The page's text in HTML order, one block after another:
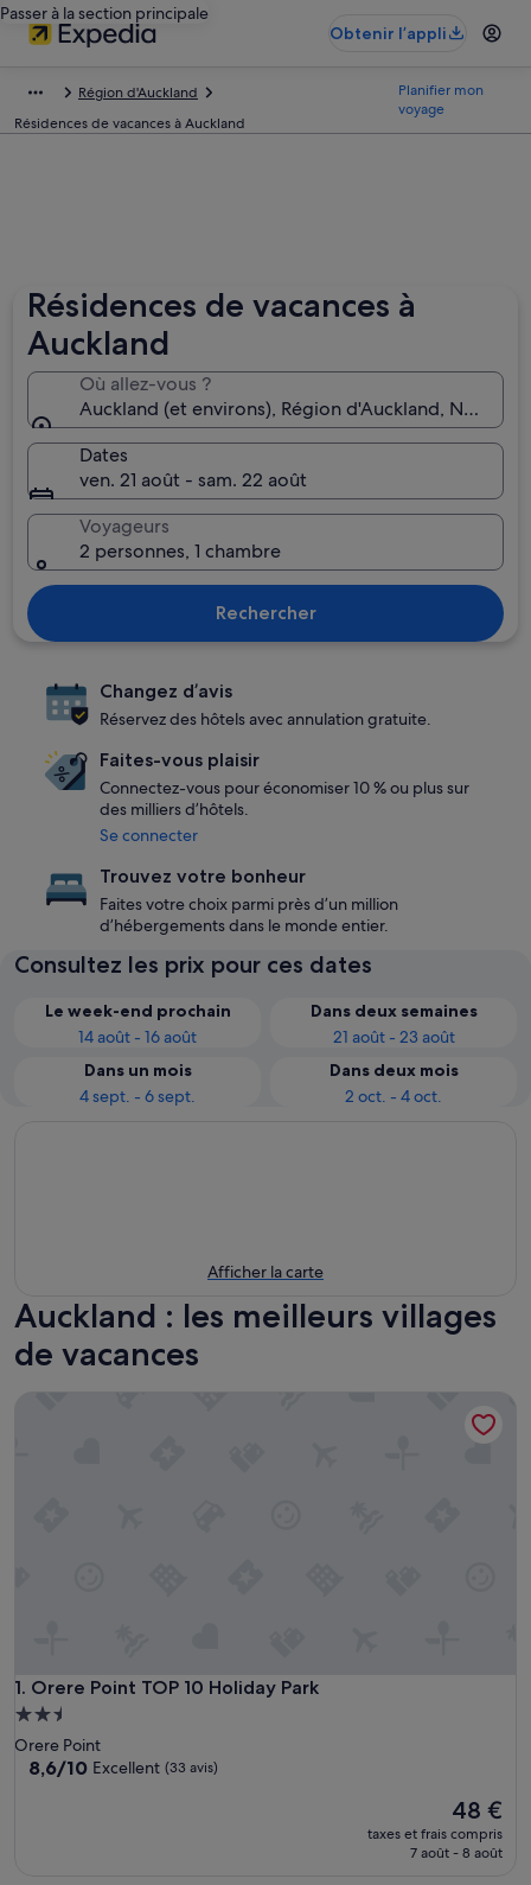
Passer à la section principale
Obtenir l’appli
Région d'Auckland
Résidences de vacances à Auckland
Planifier mon
voyage
Résidences de vacances à
Auckland
Où allez-vous ?
Auckland (et environs), Région d'Auckland,
Dates
ven. 21 août - sam. 22 août
Voyageurs
2 personnes, 1 chambre
Rechercher
Changez d’avis
Réservez des hôtels avec annulation gratuite.
Faites-vous plaisir
Connectez-vous pour économiser 10 % ou plus sur
des milliers d’hôtels.
Se connecter
Trouvez votre bonheur
Faites votre choix parmi près d’un million
d’hébergements dans le monde entier.
Consultez les prix pour ces dates
Le week-end prochain
14 août - 16 août
Dans deux semaines
21 août - 23 août
Dans un mois
4 sept. - 6 sept.
Dans deux mois
2 oct. - 4 oct.
Afficher la carte
Auckland : les meilleurs villages
de vacances
1. Orere Point TOP 10 Holiday Park
Orere Point TOP 10 Holiday Park
Hébergement
2.5 étoiles
Orere Point
8.6
8,6/10 Excellent (33 avis)
Le
nouveau
prix
48 €
taxes et frais compris
7 août - 8 août